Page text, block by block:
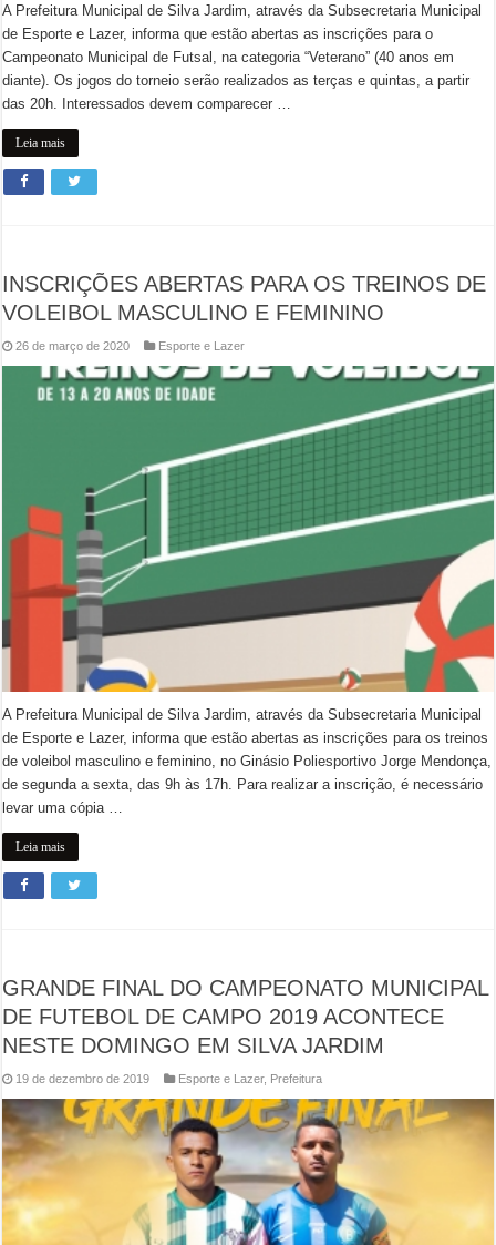
A Prefeitura Municipal de Silva Jardim, através da Subsecretaria Municipal
de Esporte e Lazer, informa que estão abertas as inscrições para o
Campeonato Municipal de Futsal, na categoria “Veterano” (40 anos em
diante). Os jogos do torneio serão realizados as terças e quintas, a partir
das 20h. Interessados devem comparecer …
Leia mais
INSCRIÇÕES ABERTAS PARA OS TREINOS DE
VOLEIBOL MASCULINO E FEMININO
26 de março de 2020 Esporte e Lazer
A Prefeitura Municipal de Silva Jardim, através da Subsecretaria Municipal
de Esporte e Lazer, informa que estão abertas as inscrições para os treinos
de voleibol masculino e feminino, no Ginásio Poliesportivo Jorge Mendonça,
de segunda a sexta, das 9h às 17h. Para realizar a inscrição, é necessário
levar uma cópia …
Leia mais
GRANDE FINAL DO CAMPEONATO MUNICIPAL
DE FUTEBOL DE CAMPO 2019 ACONTECE
NESTE DOMINGO EM SILVA JARDIM
19 de dezembro de 2019 Esporte e Lazer, Prefeitura